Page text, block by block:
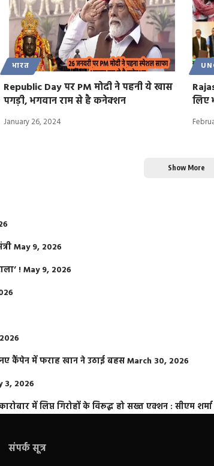
भारत
Republic Day पर PM मोदी ने पहनी ये खास
पगड़ी, भगवान राम से है कनेक्शन
January 26, 2024
लिए
Show More
May 9, 2026
!May 9, 2026
कैंपेन में फराह खान ने उठाई बहसMarch 30, 2026
3, 2026
में लिप्त गिरोहों के विरूद्ध हो सख्त एक्शन : सीएम शर्मा
संपर्क सूत्र